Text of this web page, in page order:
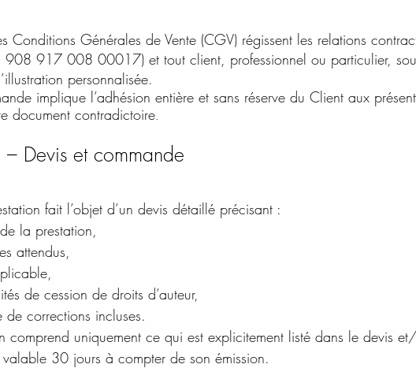
Conditions Générales de Vente (CGV) régissent les relations
: 908 917 008 00017) et tout client, professionnel ou particulier,
personnalisée.
implique l’adhésion entière et sans réserve du Client aux
document contradictoire.
Devis et commande
fait l’objet d’un devis détaillé précisant :
la prestation,
attendus,
de cession de droits d’auteur,
de corrections incluses.
comprend uniquement ce qui est explicitement listé dans le devis
valable 30 jours à compter de son émission.